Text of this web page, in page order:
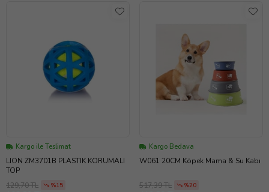
Kargo ile Teslimat
LION ZM3701B PLASTIK KORUMALI
TOP
129,70 TL
%15
Kargo Bedava
W061 20CM Köpek Mama & Su Kabı
517,39 TL %20